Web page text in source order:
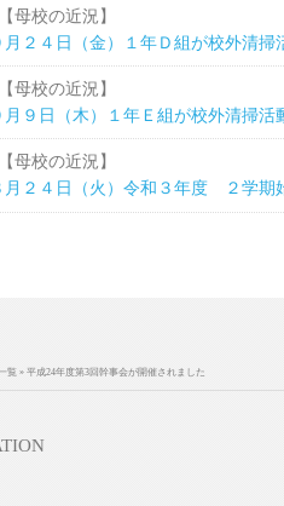
【母校の近況】
【母校の近況】
【母校の近況】
覧 » 平成24年度第3回幹事会が開催されました